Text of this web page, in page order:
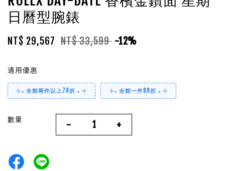
日曆型腕錶
NT$ 29,567 NT$ 33,599 -12%
適用優惠
⊹₊ 全館兩件以上78折 ₊ ⊹ ⊹₊ 全館一件88折 ₊ ⊹
數量 - +